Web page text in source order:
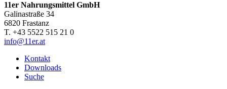
11er Nahrungsmittel GmbH
Galinastraße 34
6820 Frastanz
T. +43 5522 515 21 0
info@11er.at
Kontakt
Downloads
Suche